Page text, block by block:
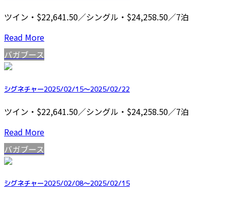
ツイン・$22,641.50／シングル・$24,258.50／7泊
Read More
バガブース
シグネチャー2025/02/15～2025/02/22
ツイン・$22,641.50／シングル・$24,258.50／7泊
Read More
バガブース
シグネチャー2025/02/08～2025/02/15